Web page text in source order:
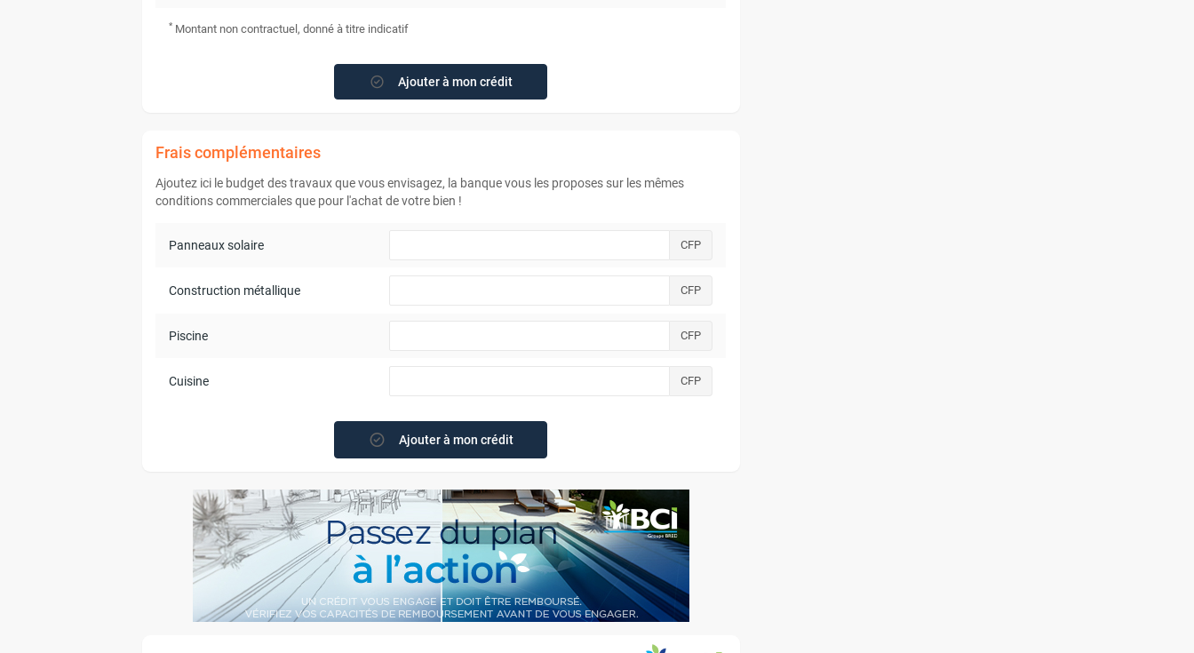
* Montant non contractuel, donné à titre indicatif
Ajouter à mon crédit
Frais complémentaires
Ajoutez ici le budget des travaux que vous envisagez, la banque vous les proposes sur les mêmes
conditions commerciales que pour l'achat de votre bien !
Panneaux solaire CFP
Construction métallique CFP
Piscine CFP
Cuisine CFP
Ajouter à mon crédit